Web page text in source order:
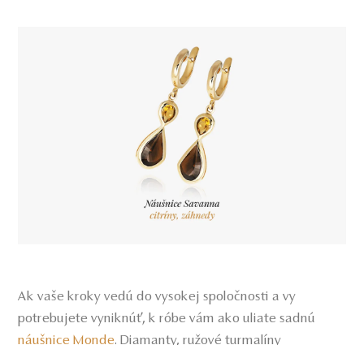
Ak vaše kroky vedú do vysokej spoločnosti a vy
potrebujete vyniknúť, k róbe vám ako uliate sadnú
náušnice Monde.Diamanty, ružové turmalíny